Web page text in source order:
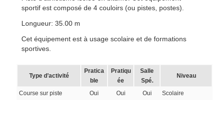
sportif est composé de 4 couloirs (ou pistes, postes).
Longueur: 35.00 m
Cet équipement est à usage scolaire et de formations
sportives.
Type d’activité
Pratica
ble
Pratiqu
ée
Salle
Spé.
Niveau
Course sur piste Oui Oui Oui Scolaire